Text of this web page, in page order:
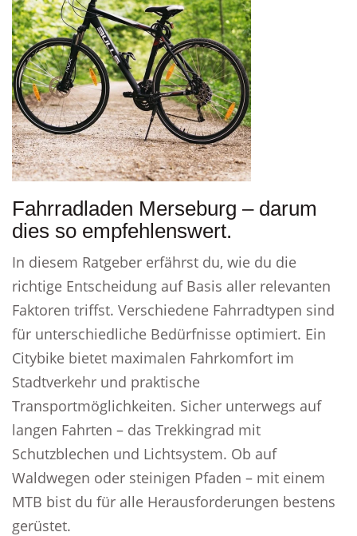
Fahrradladen Merseburg – darum
dies so empfehlenswert.
In diesem Ratgeber erfährst du, wie du die
richtige Entscheidung auf Basis aller relevanten
Faktoren triffst. Verschiedene Fahrradtypen sind
für unterschiedliche Bedürfnisse optimiert. Ein
Citybike bietet maximalen Fahrkomfort im
Stadtverkehr und praktische
Transportmöglichkeiten. Sicher unterwegs auf
langen Fahrten – das Trekkingrad mit
Schutzblechen und Lichtsystem. Ob auf
Waldwegen oder steinigen Pfaden – mit einem
MTB bist du für alle Herausforderungen bestens
gerüstet.